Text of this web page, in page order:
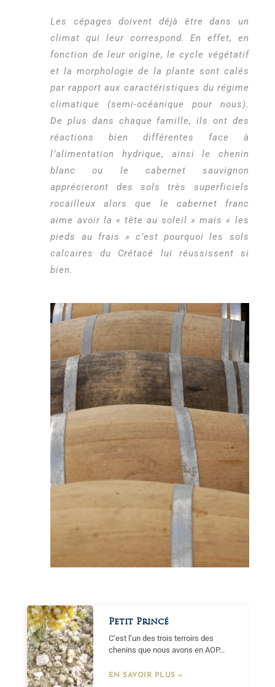
Les cépages doivent déjà être dans un
climat qui leur correspond. En effet, en
fonction de leur origine, le cycle végétatif
et la morphologie de la plante sont calés
par rapport aux caractéristiques du régime
climatique (semi-océanique pour nous).
De plus dans chaque famille, ils ont des
réactions bien différentes face à
l’alimentation hydrique, ainsi le chenin
blanc ou le cabernet sauvignon
apprécieront des sols très superficiels
rocailleux alors que le cabernet franc
aime avoir la « tête au soleil » mais « les
pieds au frais » c’est pourquoi les sols
calcaires du Crétacé lui réussissent si
bien.
Petit Princé
C’est l’un des trois terroirs des
chenins que nous avons en AOP...
EN SAVOIR PLUS »